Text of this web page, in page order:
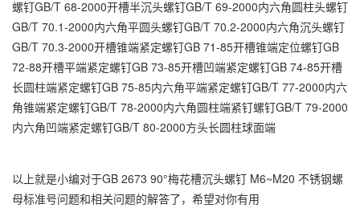
螺钉GB/T 68-2000开槽半沉头螺钉GB/T 69-2000内六角圆柱头螺钉
GB/T 70.1-2000内六角平圆头螺钉GB/T 70.2-2000内六角沉头螺钉
GB/T 70.3-2000开槽锥端紧定螺钉GB 71-85开槽锥端定位螺钉GB
72-88开槽平端紧定螺钉GB 73-85开槽凹端紧定螺钉GB 74-85开槽
长圆柱端紧定螺钉GB 75-85内六角平端紧定螺钉GB/T 77-2000内六
角锥端紧定螺钉GB/T 78-2000内六角圆柱端紧钉螺钉GB/T 79-2000
内六角凹端紧定螺钉GB/T 80-2000方头长圆柱球面端
以上就是小编对于GB 2673 90°梅花槽沉头螺钉 M6~M20 不锈钢螺
母标准号问题和相关问题的解答了，希望对你有用